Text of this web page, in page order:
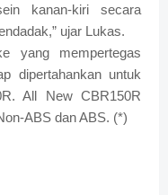
kanan-kiri secara
ujar Lukas.
yang mempertegas
dipertahankan untuk
All New CBR150R
ABS dan ABS. (*)